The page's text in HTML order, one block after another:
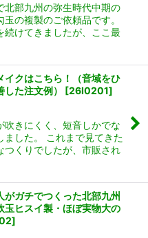
北部九州の弥生時代中期の
の複製のご依頼品です。
続けてきましたが、ここ最
イクはこちら！（音域をひ
た注文例）
[26I0201]
吹きにくく、短音しかでな
ました。 これまで見てきた
つくりでしたが、市販され
がガチでつくった北部九州
ヒスイ製・ほぼ実物大の
]